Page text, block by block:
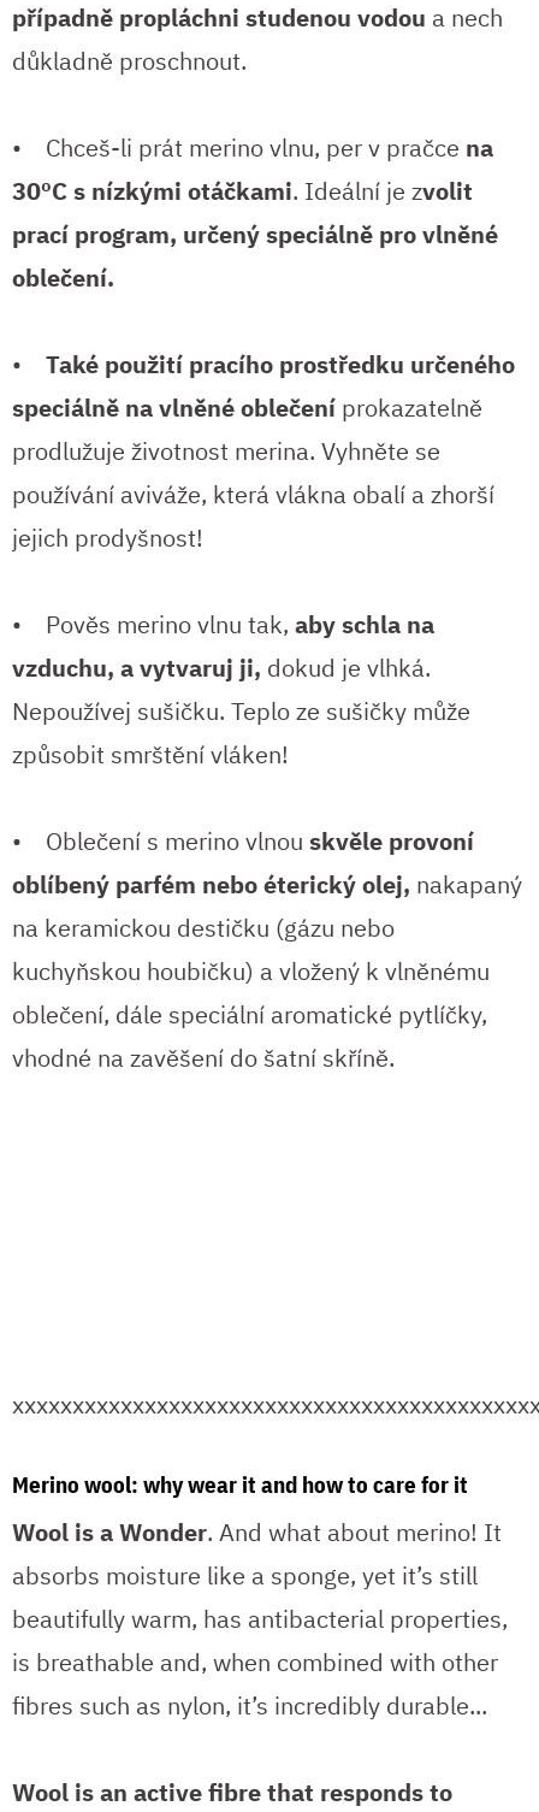
případně propláchni studenou vodou a nech
důkladně proschnout.
• Chceš-li prát merino vlnu, per v pračce na
30ºC s nízkými otáčkami. Ideální je zvolit
prací program, určený speciálně pro vlněné
oblečení.
• Také použití pracího prostředku určeného
speciálně na vlněné oblečení prokazatelně
prodlužuje životnost merina. Vyhněte se
používání aviváže, která vlákna obalí a zhorší
jejich prodyšnost!
• Pověs merino vlnu tak, aby schla na
vzduchu, a vytvaruj ji, dokud je vlhká.
Nepoužívej sušičku. Teplo ze sušičky může
způsobit smrštění vláken!
• Oblečení s merino vlnou skvěle provoní
oblíbený parfém nebo éterický olej, nakapaný
na keramickou destičku (gázu nebo
kuchyňskou houbičku) a vložený k vlněnému
oblečení, dále speciální aromatické pytlíčky,
vhodné na zavěšení do šatní skříně.
Merino wool: why wear it and how to care for it
Wool is a Wonder. And what about merino! It
absorbs moisture like a sponge, yet it’s still
beautifully warm, has antibacterial properties,
is breathable and, when combined with other
fibres such as nylon, it’s incredibly durable...
Wool is an active fibre that responds to